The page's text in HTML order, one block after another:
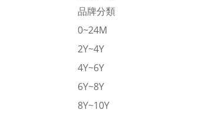
品牌分類
0~24M
2Y~4Y
4Y~6Y
6Y~8Y
8Y~10Y